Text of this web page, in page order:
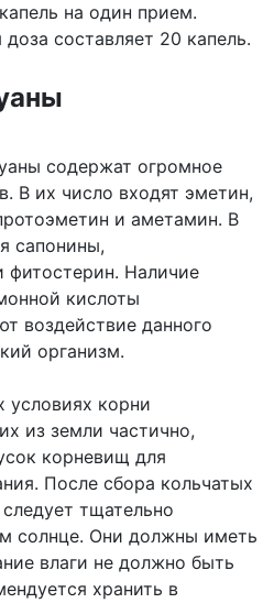
на один прием.
составляет 20 капель.
содержат огромное
В их число входят эметин,
и аметамин. В
сапонины,
фитостерин. Наличие
кислоты
воздействие данного
организм.
корни
из земли частично,
корневищ для
После сбора кольчатых
тщательно
солнце. Они должны иметь
влаги не должно быть
хранить в